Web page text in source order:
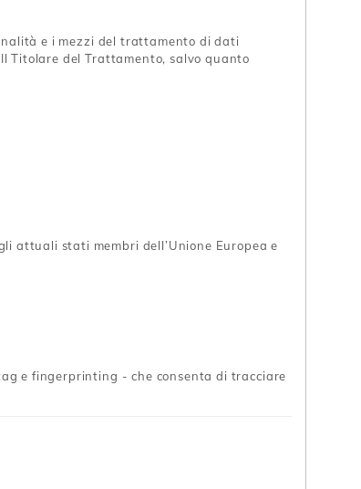
e i mezzi del trattamento di dati
Titolare del Trattamento, salvo quanto
attuali stati membri dell’Unione Europea e
e fingerprinting - che consenta di tracciare